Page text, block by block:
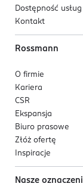
Dostępność usług
Kontakt
Rossmann
O firmie
Kariera
CSR
Ekspansja
Biuro prasowe
Złóż ofertę
Inspiracje
Nasze